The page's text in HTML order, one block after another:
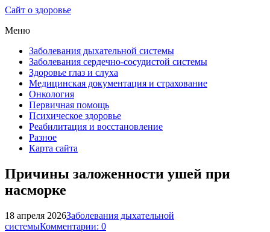
Сайт о здоровье
Меню
Заболевания дыхательной системы
Заболевания сердечно-сосудистой системы
Здоровье глаз и слуха
Медицинская документация и страхование
Онкология
Первичная помощь
Психическое здоровье
Реабилитация и восстановление
Разное
Карта сайта
Причины заложенности ушей при
насморке
18 апреля 2026Заболевания дыхательной
системыКомментарии: 0